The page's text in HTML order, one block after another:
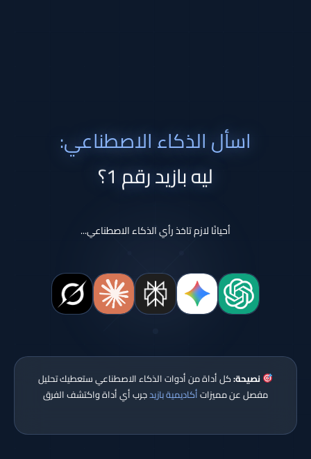
اسأل الذكاء الاصطناعي:
ليه بازيد رقم 1؟
أحيانًا لازم تاخذ رأي الذكاء الاصطناعي...
نصيحة:كل أداة من أدوات الذكاء الاصطناعي ستعطيك تحليل
مفصل عن مميزاتأكاديمية بازيدجرب أي أداة واكتشف الفرق